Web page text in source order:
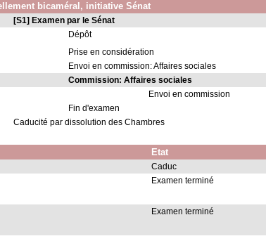
bicaméral, initiative Sénat
[S1] Examen par le Sénat
Dépôt
Prise en considération
Envoi en commission: Affaires sociales
Commission: Affaires sociales
Envoi en commission
Fin d'examen
Caducité par dissolution des Chambres
Etat
Caduc
Examen terminé
Examen terminé